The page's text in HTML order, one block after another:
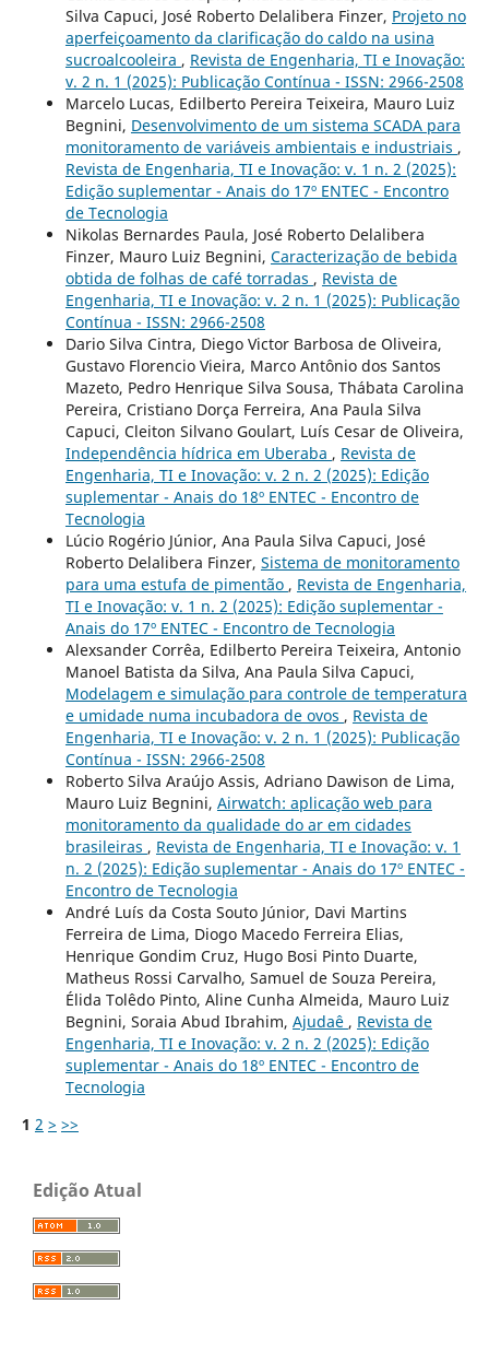
Silva Capuci, José Roberto Delalibera Finzer, Projeto no
aperfeiçoamento da clarificação do caldo na usina
sucroalcooleira , Revista de Engenharia, TI e Inovação:
v. 2 n. 1 (2025): Publicação Contínua - ISSN: 2966-2508
Marcelo Lucas, Edilberto Pereira Teixeira, Mauro Luiz
Begnini, Desenvolvimento de um sistema SCADA para
monitoramento de variáveis ambientais e industriais ,
Revista de Engenharia, TI e Inovação: v. 1 n. 2 (2025):
Edição suplementar - Anais do 17º ENTEC - Encontro
de Tecnologia
Nikolas Bernardes Paula, José Roberto Delalibera
Finzer, Mauro Luiz Begnini, Caracterização de bebida
obtida de folhas de café torradas , Revista de
Engenharia, TI e Inovação: v. 2 n. 1 (2025): Publicação
Contínua - ISSN: 2966-2508
Dario Silva Cintra, Diego Victor Barbosa de Oliveira,
Gustavo Florencio Vieira, Marco Antônio dos Santos
Mazeto, Pedro Henrique Silva Sousa, Thábata Carolina
Pereira, Cristiano Dorça Ferreira, Ana Paula Silva
Capuci, Cleiton Silvano Goulart, Luís Cesar de Oliveira,
Independência hídrica em Uberaba , Revista de
Engenharia, TI e Inovação: v. 2 n. 2 (2025): Edição
suplementar - Anais do 18º ENTEC - Encontro de
Tecnologia
Lúcio Rogério Júnior, Ana Paula Silva Capuci, José
Roberto Delalibera Finzer, Sistema de monitoramento
para uma estufa de pimentão , Revista de Engenharia,
TI e Inovação: v. 1 n. 2 (2025): Edição suplementar -
Anais do 17º ENTEC - Encontro de Tecnologia
Alexsander Corrêa, Edilberto Pereira Teixeira, Antonio
Manoel Batista da Silva, Ana Paula Silva Capuci,
Modelagem e simulação para controle de temperatura
e umidade numa incubadora de ovos , Revista de
Engenharia, TI e Inovação: v. 2 n. 1 (2025): Publicação
Contínua - ISSN: 2966-2508
Roberto Silva Araújo Assis, Adriano Dawison de Lima,
Mauro Luiz Begnini, Airwatch: aplicação web para
monitoramento da qualidade do ar em cidades
brasileiras , Revista de Engenharia, TI e Inovação: v. 1
n. 2 (2025): Edição suplementar - Anais do 17º ENTEC -
Encontro de Tecnologia
André Luís da Costa Souto Júnior, Davi Martins
Ferreira de Lima, Diogo Macedo Ferreira Elias,
Henrique Gondim Cruz, Hugo Bosi Pinto Duarte,
Matheus Rossi Carvalho, Samuel de Souza Pereira,
Élida Tolêdo Pinto, Aline Cunha Almeida, Mauro Luiz
Begnini, Soraia Abud Ibrahim, Ajudaê , Revista de
Engenharia, TI e Inovação: v. 2 n. 2 (2025): Edição
suplementar - Anais do 18º ENTEC - Encontro de
Tecnologia
1 2 > >>
Edição Atual